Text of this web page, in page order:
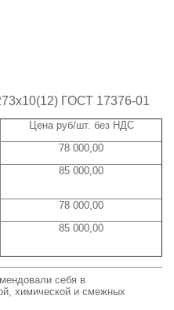
ГОСТ 17376-01
Цена руб/шт. без НДС
78 000,00
85 000,00
78 000,00
85 000,00
себя в
химической и смежных